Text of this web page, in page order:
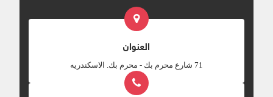
العنوان
‎71 شارع محرم بك - محرم بك. الاسكندريه